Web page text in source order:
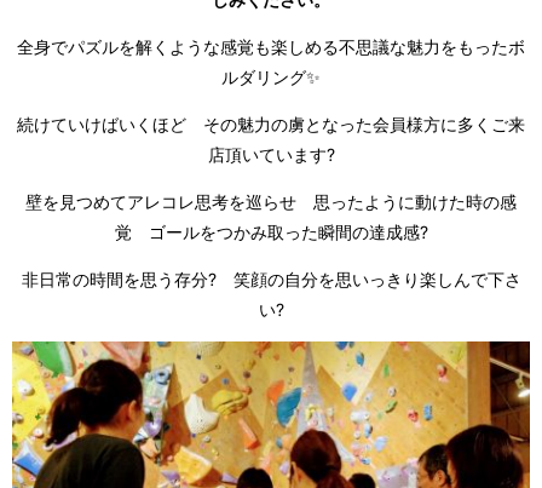
全身でパズルを解くような感覚も楽しめる不思議な魅力をもったボ
ルダリング✨
続けていけばいくほど その魅力の虜となった会員様方に多くご来
店頂いています?
壁を見つめてアレコレ思考を巡らせ 思ったように動けた時の感
覚 ゴールをつかみ取った瞬間の達成感?
非日常の時間を思う存分? 笑顔の自分を思いっきり楽しんで下さ
い?